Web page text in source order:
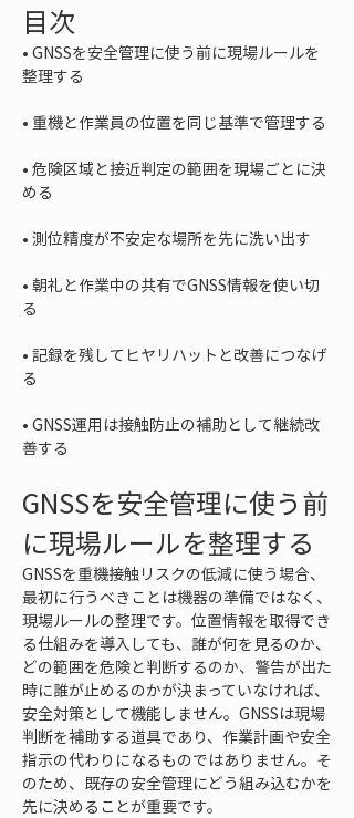
目次
• GNSSを安全管理に使う前に現場ルールを
•
• 危険区域と接近判定の範囲を現場ごとに決
•
• 朝礼と作業中の共有でGNSS情報を使い切
• 記録を残してヒヤリハットと改善につなげ
• GNSS運用は接触防止の補助として継続改
善する
GNSSを安全管理に使う前
に現場ルールを整理する
GNSSを重機接触リスクの低減に使う場合、
最初に行うべきことは機器の準備ではなく、
現場ルールの整理です。位置情報を取得でき
る仕組みを導入しても、誰が何を見るのか、
どの範囲を危険と判断するのか、警告が出た
時に誰が止めるのかが決まっていなければ、
安全対策として機能しません。GNSSは現場
判断を補助する道具であり、作業計画や安全
指示の代わりになるものではありません。そ
のため、既存の安全管理にどう組み込むかを
先に決めることが重要です。